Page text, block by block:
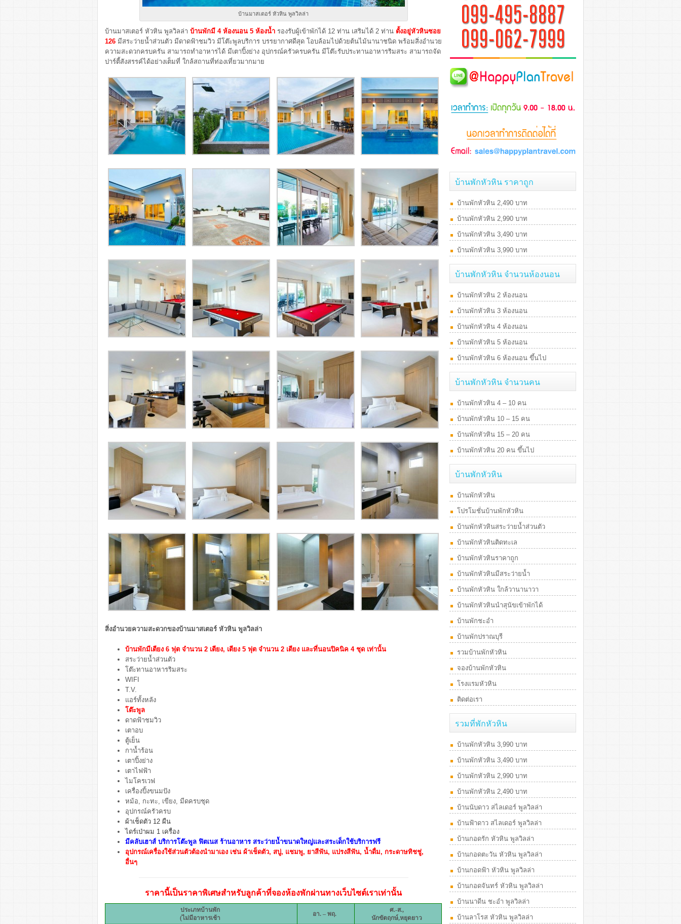
บ้านมาสเตอร์ หัวหิน พูลวิลล่า
บ้านมาสเตอร์ หัวหิน พูลวิลล่า บ้านพักมี 4 ห้องนอน 5 ห้องน้ำ รองรับผู้เข้าพักได้ 12 ท่าน เสริมได้ 2 ท่าน ตั้งอยู่หัวหินซอย
126 มีสระว่ายน้ำส่วนตัว มีดาดฟ้าชมวิว มีโต๊ะพูลบริการ บรรยากาศดีสุด โอบล้อมไปด้วยต้นไม้นานาชนิด พร้อมสิ่งอำนวย
ความสะดวกครบครัน สามารถทำอาหารได้ มีเตาปิ้งย่าง อุปกรณ์ครัวครบครัน มีโต๊ะรับประทานอาหารริมสระ สามารถจัด
ปาร์ตี้สังสรรค์ได้อย่างเต็มที่ ใกล้สถานที่ท่องเที่ยวมากมาย
สิ่งอำนวยความสะดวกของบ้านมาสเตอร์ หัวหิน พูลวิลล่า
บ้านพักมีเตียง 6 ฟุต จำนวน 2 เตียง, เตียง 5 ฟุต จำนวน 2 เตียง และที่นอนปิคนิค 4 ชุด เท่านั้น
สระว่ายน้ำส่วนตัว
โต๊ะทานอาหารริมสระ
WIFI
T.V.
แอร์ทั้งหลัง
โต๊ะพูล
ดาดฟ้าชมวิว
เตาอบ
ตู้เย็น
กาน้ำร้อน
เตาปิ้งย่าง
เตาไฟฟ้า
ไมโครเวฟ
เครื่องปิ้งขนมปัง
หม้อ, กะทะ, เขียง, มีดครบชุด
อุปกรณ์ครัวครบ
ผ้าเช็ดตัว 12 ผืน
ไดร์เป่าผม 1 เครื่อง
มีคลับเฮาส์ บริการโต๊ะพูล ฟิตเนส ร้านอาหาร สระว่ายน้ำขนาดใหญ่และสระเด็กใช้บริการฟรี
อุปกรณ์เครื่องใช้ส่วนตัวต้องนำมาเอง เช่น ผ้าเช็ดตัว, สบู่, แชมพู, ยาสีฟัน, แปรงสีฟัน, น้ำดื่ม, กระดาษทิชชู่,
อื่นๆ
ราคานี้เป็นราคาพิเศษสำหรับลูกค้าที่จองห้องพักผ่านทางเว็บไซต์เราเท่านั้น
ประเภทบ้านพัก
(ไม่มีอาหารเช้า
อา. – พฤ.
ศ.-ส.,
นักขัตฤกษ์,หยุดยาว
บ้านพักหัวหิน ราคาถูก
บ้านพักหัวหิน 2,490 บาท
บ้านพักหัวหิน 2,990 บาท
บ้านพักหัวหิน 3,490 บาท
บ้านพักหัวหิน 3,990 บาท
บ้านพักหัวหิน จำนวนห้องนอน
บ้านพักหัวหิน 2 ห้องนอน
บ้านพักหัวหิน 3 ห้องนอน
บ้านพักหัวหิน 4 ห้องนอน
บ้านพักหัวหิน 5 ห้องนอน
บ้านพักหัวหิน 6 ห้องนอน ขึ้นไป
บ้านพักหัวหิน จำนวนคน
บ้านพักหัวหิน 4 – 10 คน
บ้านพักหัวหิน 10 – 15 คน
บ้านพักหัวหิน 15 – 20 คน
บ้านพักหัวหิน 20 คน ขึ้นไป
บ้านพักหัวหิน
บ้านพักหัวหิน
โปรโมชั่นบ้านพักหัวหิน
บ้านพักหัวหินสระว่ายน้ำส่วนตัว
บ้านพักหัวหินติดทะเล
บ้านพักหัวหินราคาถูก
บ้านพักหัวหินมีสระว่ายน้ำ
บ้านพักหัวหิน ใกล้วานานาวา
บ้านพักหัวหินนำสุนัขเข้าพักได้
บ้านพักชะอำ
บ้านพักปราณบุรี
รวมบ้านพักหัวหิน
จองบ้านพักหัวหิน
โรงแรมหัวหิน
ติดต่อเรา
รวมที่พักหัวหิน
บ้านพักหัวหิน 3,990 บาท
บ้านพักหัวหิน 3,490 บาท
บ้านพักหัวหิน 2,990 บาท
บ้านพักหัวหิน 2,490 บาท
บ้านนับดาว สไลเดอร์ พูลวิลล่า
บ้านฟ้าดาว สไลเดอร์ พูลวิลล่า
บ้านกอดรัก หัวหิน พูลวิลล่า
บ้านกอดตะวัน หัวหิน พูลวิลล่า
บ้านกอดฟ้า หัวหิน พูลวิลล่า
บ้านกอดจันทร์ หัวหิน พูลวิลล่า
บ้านนาดีน ชะอำ พูลวิลล่า
บ้านลาโรส หัวหิน พูลวิลล่า